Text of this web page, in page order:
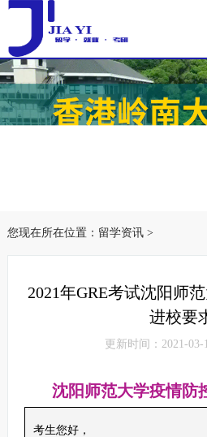
您现在所在位置： 留学资讯>
2021年GRE考试沈阳师
进校要
更新时间：2021-03-
沈阳师范大学疫情防
考生您好，